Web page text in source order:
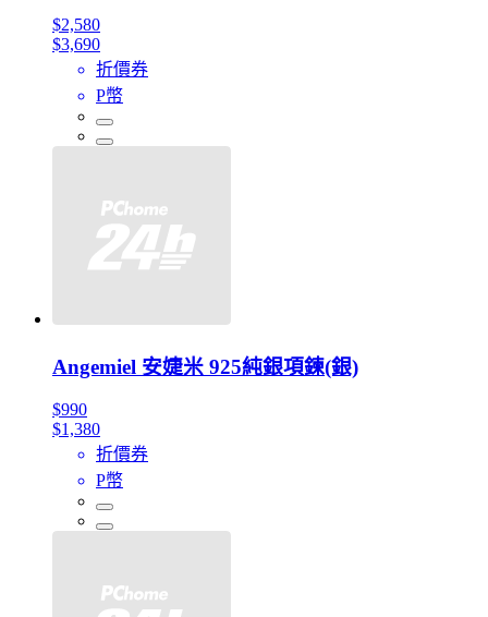
$2,580
$3,690
折價券
P幣
Angemiel 安婕米 925純銀項鍊(銀)
$990
$1,380
折價券
P幣